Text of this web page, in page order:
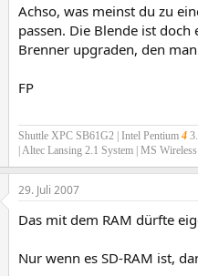
Achso, was meinst du zu
passen. Die Blende ist
Brenner upgraden, den
FP
Shuttle XPC SB61G2 | Intel Pentium 4
| Altec Lansing 2.1 System | MS
29. Juli 2007
Das mit dem RAM dürfte
Nur wenn es SD-RAM ist,